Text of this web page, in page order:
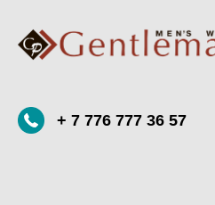
+ 7 776 777 36 57